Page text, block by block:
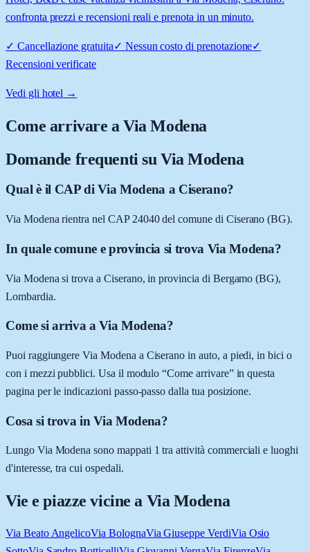
confronta prezzi e recensioni reali e prenota in un minuto.
✓ Cancellazione gratuita✓ Nessun costo di prenotazione✓
Recensioni verificate
Vedi gli hotel →
Come arrivare aVia Modena
Domande frequenti su Via Modena
Qual è il CAP di Via Modena a Ciserano?
Via Modena rientra nel CAP 24040 del comune di Ciserano (BG).
In quale comune e provincia si trova Via Modena?
Via Modena si trova a Ciserano, in provincia di Bergamo (BG),
Lombardia.
Come si arriva a Via Modena?
Puoi raggiungere Via Modena a Ciserano in auto, a piedi, in bici o
con i mezzi pubblici. Usa il modulo “Come arrivare” in questa
pagina per le indicazioni passo-passo dalla tua posizione.
Cosa si trova in Via Modena?
Lungo Via Modena sono mappati 1 tra attività commerciali e luoghi
d'interesse, tra cui ospedali.
Vie e piazze vicine a Via Modena
Via Beato AngelicoVia BolognaVia Giuseppe VerdiVia Osio